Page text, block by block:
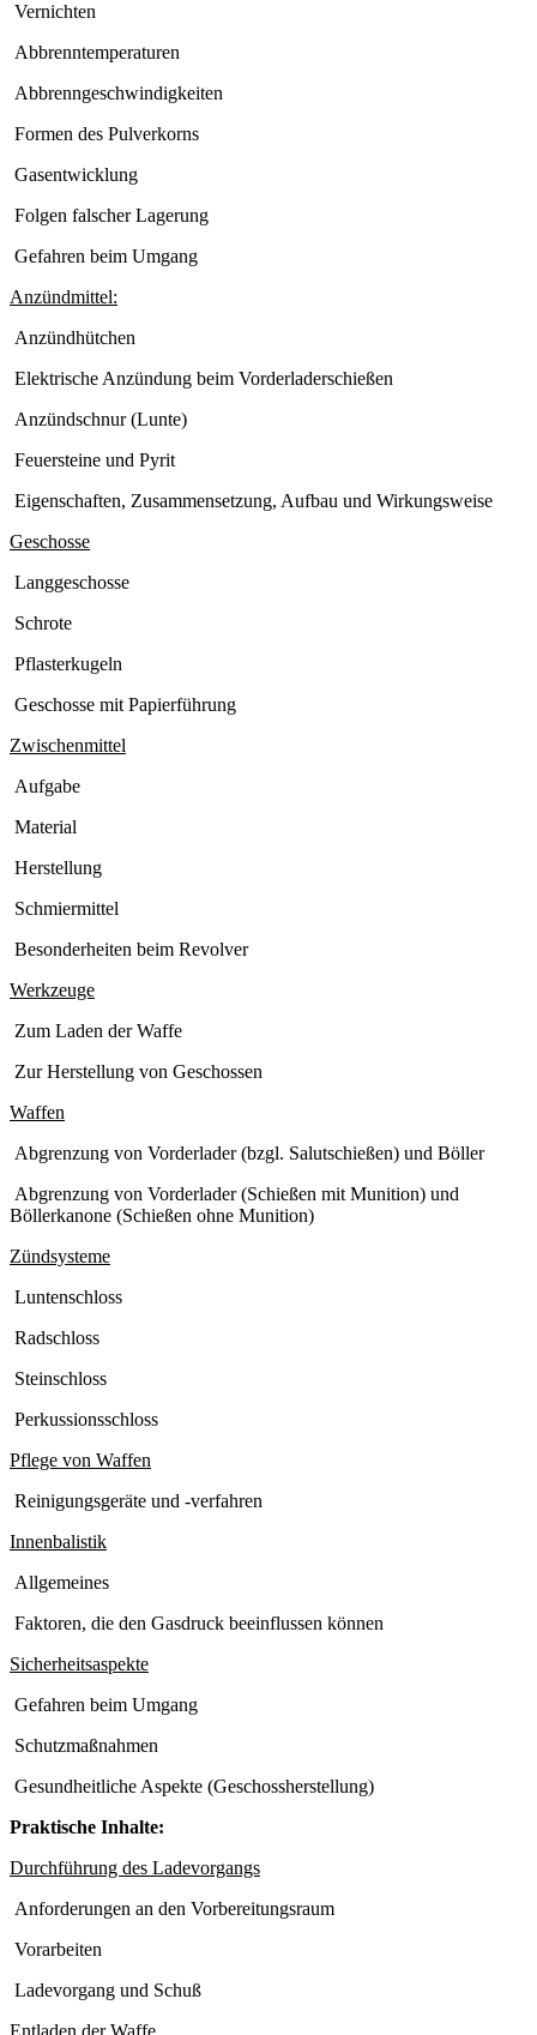
Vernichten
Abbrenntemperaturen
Abbrenngeschwindigkeiten
Formen des Pulverkorns
Gasentwicklung
Folgen falscher Lagerung
Gefahren beim Umgang
Anzündmittel:
Anzündhütchen
Elektrische Anzündung beim Vorderladerschießen
Anzündschnur (Lunte)
Feuersteine und Pyrit
Eigenschaften, Zusammensetzung, Aufbau und Wirkungsweise
Geschosse
Langgeschosse
Schrote
Pflasterkugeln
Geschosse mit Papierführung
Zwischenmittel
Aufgabe
Material
Herstellung
Schmiermittel
Besonderheiten beim Revolver
Werkzeuge
Zum Laden der Waffe
Zur Herstellung von Geschossen
Waffen
Abgrenzung von Vorderlader (bzgl. Salutschießen) und Böller
Abgrenzung von Vorderlader (Schießen mit Munition) und
Böllerkanone (Schießen ohne Munition)
Zündsysteme
Luntenschloss
Radschloss
Steinschloss
Perkussionsschloss
Pflege von Waffen
Reinigungsgeräte und -verfahren
Innenbalistik
Allgemeines
Faktoren, die den Gasdruck beeinflussen können
Sicherheitsaspekte
Gefahren beim Umgang
Schutzmaßnahmen
Gesundheitliche Aspekte (Geschossherstellung)
Praktische Inhalte:
Durchführung des Ladevorgangs
Anforderungen an den Vorbereitungsraum
Vorarbeiten
Ladevorgang und Schuß